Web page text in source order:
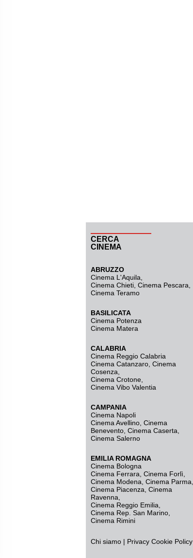
CERCA
CINEMA
ABRUZZO
Cinema L'Aquila
Cinema Chieti, Cinema Pescara,
Cinema Teramo
BASILICATA
Cinema Potenza
Cinema Matera
CALABRIA
Cinema Reggio Calabria
Cinema Catanzaro Cinema
Cosenza
Cinema Crotone
Cinema Vibo Valentia
CAMPANIA
Cinema Napoli
Cinema Avellino Cinema
Benevento Cinema Caserta
Cinema Salerno
EMILIA ROMAGNA
Cinema Bologna
Cinema Ferrara Cinema Forlì
Cinema Modena Cinema Parma
Cinema Piacenza Cinema
Ravenna
Cinema Reggio Emilia
Cinema Rep. San Marino
Cinema Rimini
Chi siamo | Privacy Cookie Policy